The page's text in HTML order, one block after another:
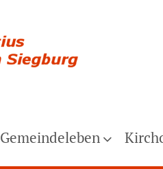
Gemeindeleben